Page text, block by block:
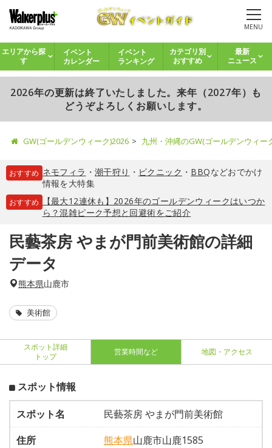
MENU
エリアから探
す
イベント
カレンダー
イベント
ランキング
カテゴリ別
おすすめ
最新
ニュース
2026年の更新は終了いたしました。来年（2027年）も
どうぞよろしくお願いします。
GW(ゴールデンウィーク)2026 九州・沖縄のGW(ゴールデンウィ
おすすめ ネモフィラ ・ 潮干狩り ・ ピクニック ・ BBQなどおでかけ
情報を大特集
おすすめ
【最大12連休も】2026年のゴールデンウィークはいつか
ら？混雑ピーク予想と回避術をご紹介
民藝茶房 やまが門前美術館の詳細
データ
熊本県山鹿市
美術館
スポット詳細
トップ
営業時間など 地図・アクセス
スポット情報
スポット名
民藝茶房 やまが門前美術館
住所
熊本県山鹿市山鹿1585